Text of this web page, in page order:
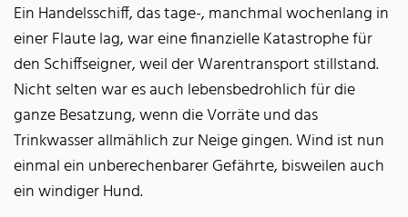
Ein Handelsschiff, das tage-, manchmal wochenlang in
einer Flaute lag, war eine finanzielle Katastrophe für
den Schiffseigner, weil der Warentransport stillstand.
Nicht selten war es auch lebensbedrohlich für die
ganze Besatzung, wenn die Vorräte und das
Trinkwasser allmählich zur Neige gingen. Wind ist nun
einmal ein unberechenbarer Gefährte, bisweilen auch
ein windiger Hund.